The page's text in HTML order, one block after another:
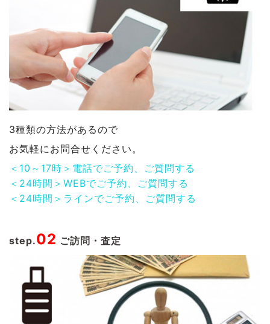
3種類の方法があるので
お気軽にお問合せください。
＜10～17時＞電話でご予約、ご質問する
＜24時間＞WEBでご予約、ご質問する
＜24時間＞ラインでご予約、ご質問する
step.02 ご訪問・査定